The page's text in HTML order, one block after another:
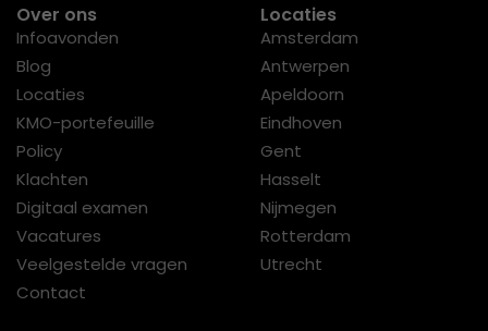
Over ons
Infoavonden
Blog
Locaties
KMO-portefeuille
Policy
Klachten
Digitaal examen
Vacatures
Veelgestelde vragen
Contact
Locaties
Amsterdam
Antwerpen
Apeldoorn
Eindhoven
Gent
Hasselt
Nijmegen
Rotterdam
Utrecht